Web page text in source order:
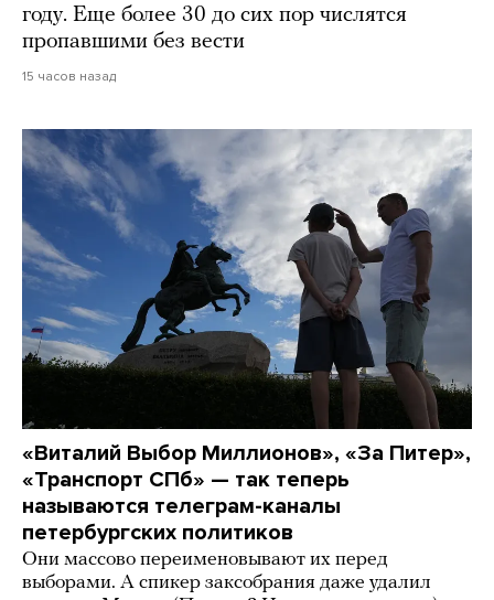
году. Еще более 30 до сих пор числятся
пропавшими без вести
15 часов назад
«Виталий Выбор Миллионов», «За Питер»,
«Транспорт СПб» — так теперь
называются телеграм-каналы
петербургских политиков
Они массово переименовывают их перед
выборами. А спикер заксобрания даже удалил